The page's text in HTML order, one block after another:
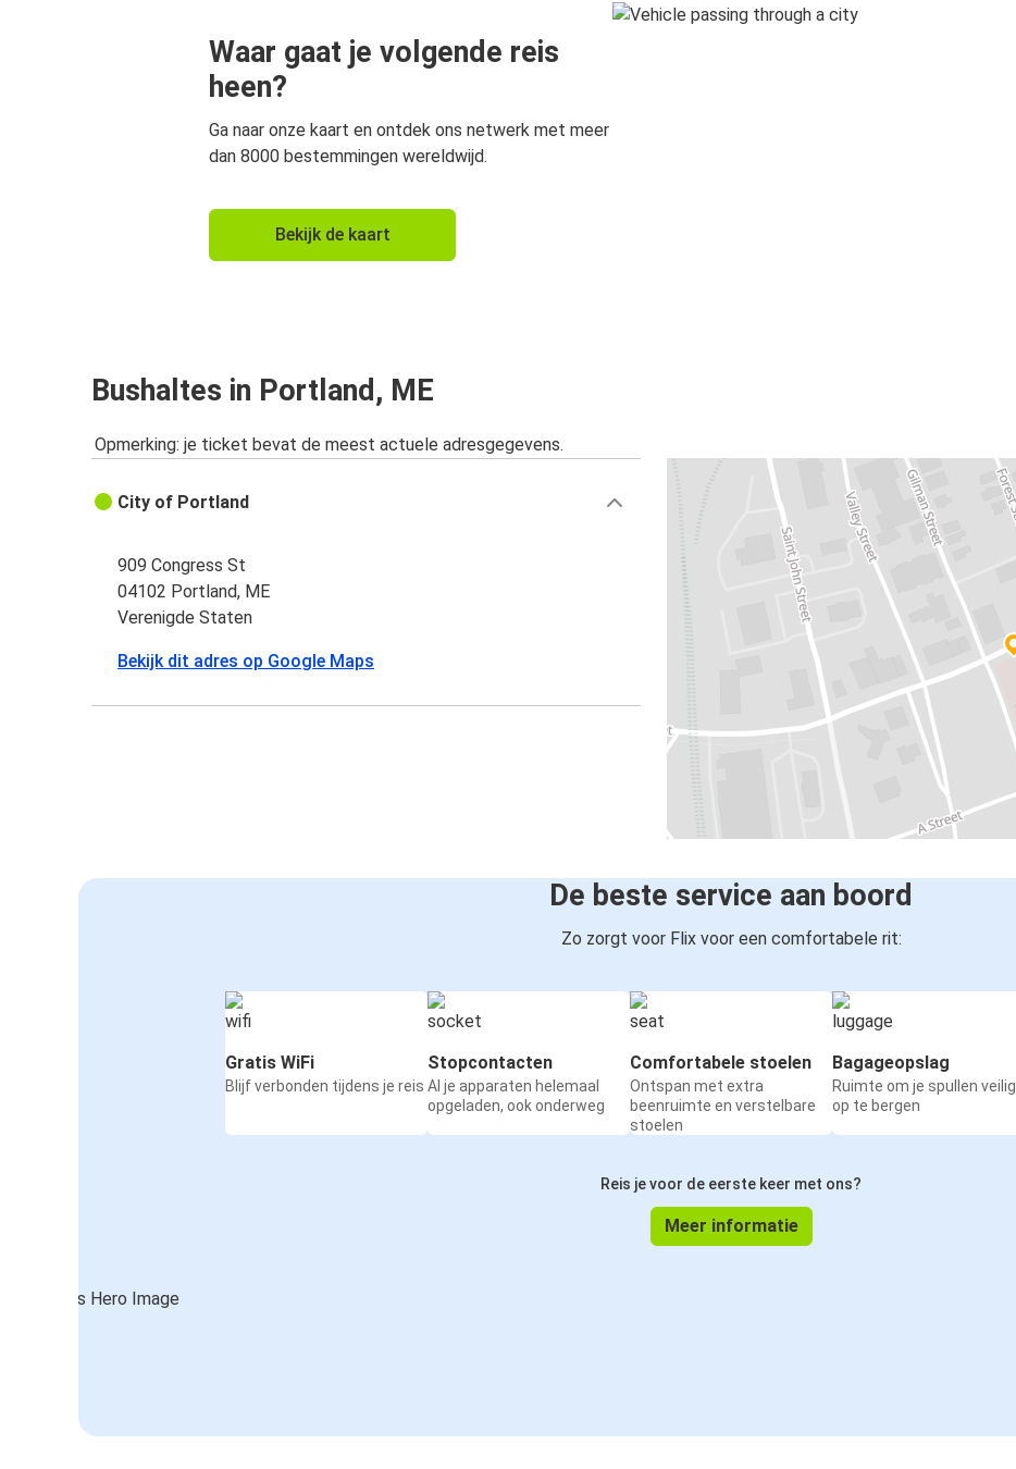
Waar gaat je volgende reis
heen?
Ga naar onze kaart en ontdek ons netwerk met meer
dan 8000 bestemmingen wereldwijd.
Bekijk de kaart
Bushaltes in Portland, ME
Opmerking: je ticket bevat de meest actuele adresgegevens.
City of Portland
909 Congress St
04102 Portland, ME
Verenigde Staten
Bekijk dit adres op Google Maps
De beste service aan boord
Zo zorgt voor Flix voor een comfortabele rit:
Gratis WiFi
Blijf verbonden tijdens je reis
Stopcontacten
Al je apparaten helemaal
opgeladen, ook onderweg
Comfortabele stoelen
Ontspan met extra
beenruimte en verstelbare
stoelen
Bagageopslag
Ruimte om je spullen veilig
op te bergen
Reis je voor de eerste keer met ons?
Meer informatie